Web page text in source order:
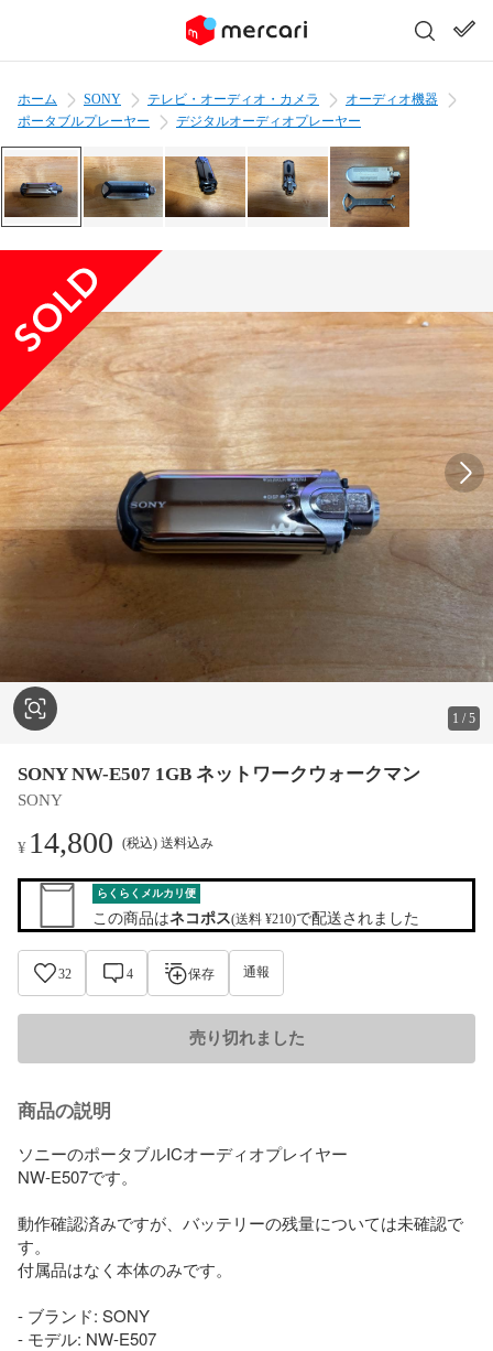
ホーム SONY テレビ・オーディオ・カメラ
オーディオ機器
ポータブルプレーヤー
デジタルオーディオプレーヤー
1 /5
SONY NW-E507 1GB ネットワークウォークマン
SONY
¥ 14,800 (税込) 送料込み
らくらくメルカリ便
この商品はネコポス(送料 ¥210)で配送されました
32 4 保存 通報
売り切れました
商品の説明
ソニーのポータブルICオーディオプレイヤー
NW-E507です。
動作確認済みですが、バッテリーの残量については未確認で
す。
付属品はなく本体のみです。
- ブランド: SONY
- モデル: NW-E507